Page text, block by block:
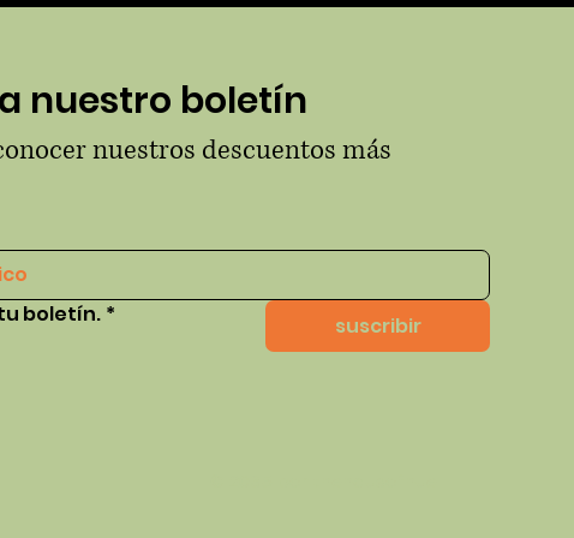
nuestro boletín
nuestros descuentos más
boletín. * suscribir